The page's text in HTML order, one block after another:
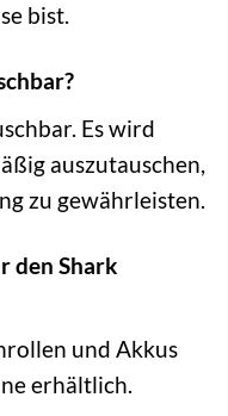
bist.
Es wird
auszutauschen,
zu gewährleisten.
den Shark
und Akkus
erhältlich.